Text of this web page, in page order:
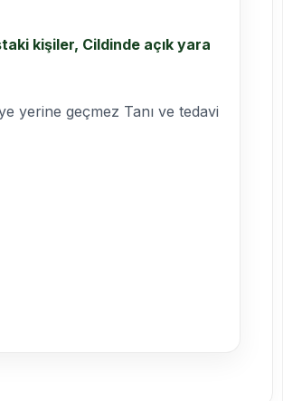
kişiler, Cildinde açık yara
yerine geçmez Tanı ve tedavi